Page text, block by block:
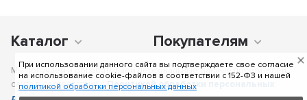
При использовании данного сайта вы подтверждаете свое согласие
на использование cookie-файлов в соответствии c 152-ФЗ и нашей
политикой обработки персональных данных
Каталог Покупателям
Мы получаем и обрабатываем персональные данные посетителей
сайта в соответствии с Политикой обработки персональных